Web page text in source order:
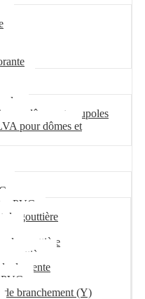
dômes et coupoles
pour dômes et
PVC
de gouttière
de gouttière
gouttière
descente
de branchement (Y)